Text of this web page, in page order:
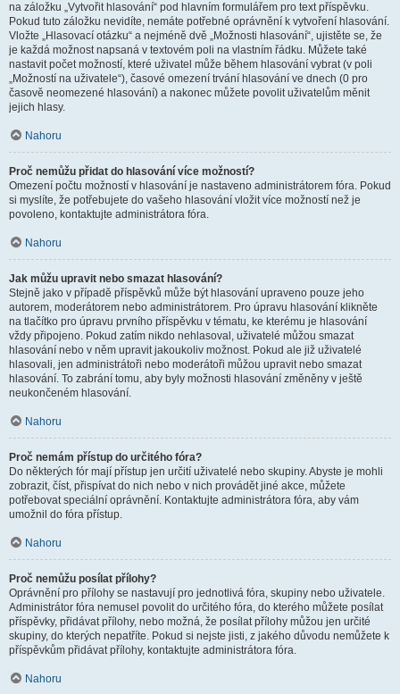
na záložku „Vytvořit hlasování“ pod hlavním formulářem pro text příspěvku.
Pokud tuto záložku nevidíte, nemáte potřebné oprávnění k vytvoření hlasování.
Vložte „Hlasovací otázku“ a nejméně dvě „Možnosti hlasování“, ujistěte se, že
je každá možnost napsaná v textovém poli na vlastním řádku. Můžete také
nastavit počet možností, které uživatel může během hlasování vybrat (v poli
„Možností na uživatele“), časové omezení trvání hlasování ve dnech (0 pro
časově neomezené hlasování) a nakonec můžete povolit uživatelům měnit
jejich hlasy.
Nahoru
Proč nemůžu přidat do hlasování více možností?
Omezení počtu možností v hlasování je nastaveno administrátorem fóra. Pokud
si myslíte, že potřebujete do vašeho hlasování vložit více možností než je
povoleno, kontaktujte administrátora fóra.
Nahoru
Jak můžu upravit nebo smazat hlasování?
Stejně jako v případě příspěvků může být hlasování upraveno pouze jeho
autorem, moderátorem nebo administrátorem. Pro úpravu hlasování klikněte
na tlačítko pro úpravu prvního příspěvku v tématu, ke kterému je hlasování
vždy připojeno. Pokud zatím nikdo nehlasoval, uživatelé můžou smazat
hlasování nebo v něm upravit jakoukoliv možnost. Pokud ale již uživatelé
hlasovali, jen administrátoři nebo moderátoři můžou upravit nebo smazat
hlasování. To zabrání tomu, aby byly možnosti hlasování změněny v ještě
neukončeném hlasování.
Nahoru
Proč nemám přístup do určitého fóra?
Do některých fór mají přístup jen určití uživatelé nebo skupiny. Abyste je mohli
zobrazit, číst, přispívat do nich nebo v nich provádět jiné akce, můžete
potřebovat speciální oprávnění. Kontaktujte administrátora fóra, aby vám
umožnil do fóra přístup.
Nahoru
Proč nemůžu posílat přílohy?
Oprávnění pro přílohy se nastavují pro jednotlivá fóra, skupiny nebo uživatele.
Administrátor fóra nemusel povolit do určitého fóra, do kterého můžete posílat
příspěvky, přidávat přílohy, nebo možná, že posílat přílohy můžou jen určité
skupiny, do kterých nepatříte. Pokud si nejste jisti, z jakého důvodu nemůžete k
příspěvkům přidávat přílohy, kontaktujte administrátora fóra.
Nahoru